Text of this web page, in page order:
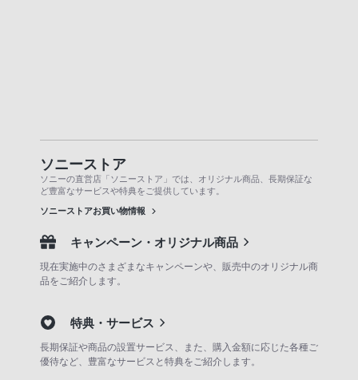
ソニーストア
ソニーの直営店「ソニーストア」では、オリジナル商品、長期保証な
ど豊富なサービスや特典をご提供しています。
ソニーストアお買い物情報
キャンペーン・オリジナル商品
現在実施中のさまざまなキャンペーンや、販売中のオリジナル商
品をご紹介します。
特典・サービス
長期保証や商品の設置サービス、また、購入金額に応じた各種ご
優待など、豊富なサービスと特典をご紹介します。